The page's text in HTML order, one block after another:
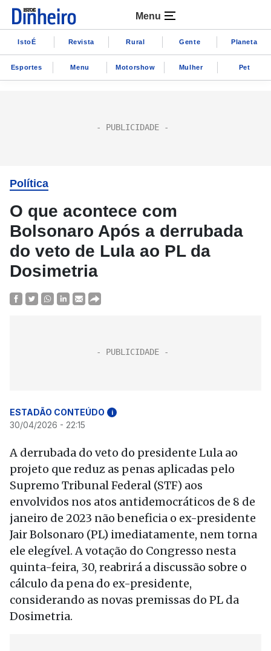
Menu
IstoÉ Revista Rural Gente Planeta
Esportes Menu Motorshow Mulher Pet
Política
O que acontece com
Bolsonaro Após a derrubada
do veto de Lula ao PL da
Dosimetria
ESTADÃO CONTEÚDO i
30/04/2026 - 22:15
A derrubada do veto do presidente Lula ao
projeto que reduz as penas aplicadas pelo
Supremo Tribunal Federal (STF) aos
envolvidos nos atos antidemocráticos de 8 de
janeiro de 2023 não beneficia o ex-presidente
Jair Bolsonaro (PL) imediatamente, nem torna
ele elegível. A votação do Congresso nesta
quinta-feira, 30, reabrirá a discussão sobre o
cálculo da pena do ex-presidente,
considerando as novas premissas do PL da
Dosimetria.